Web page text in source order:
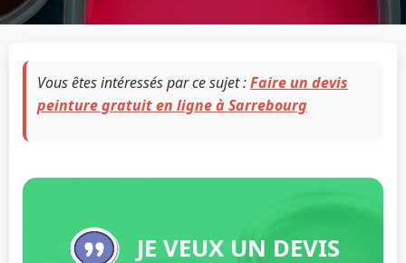
Vous êtes intéressés par ce sujet :Faire un devis
peinture gratuit en ligne à Sarrebourg
JE VEUX UN DEVIS